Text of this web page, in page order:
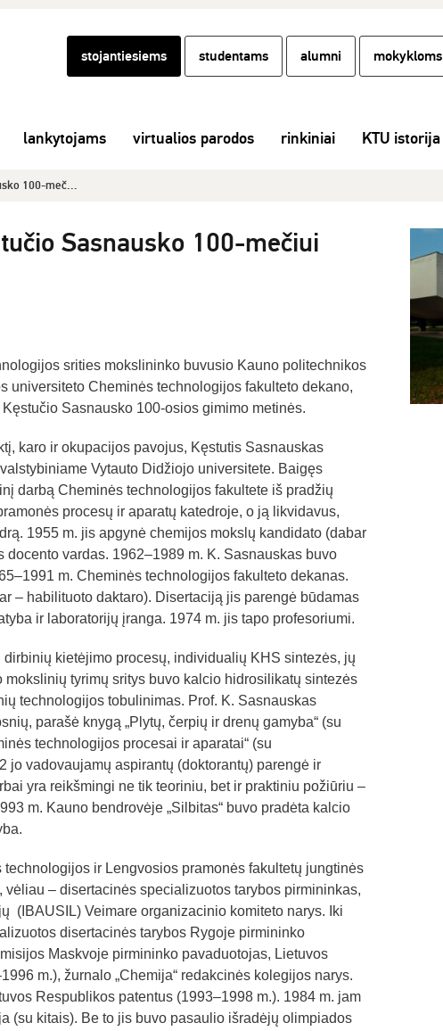
stojantiesiems studentams alumni mokykloms
lankytojams virtualios parodos rinkiniai KTU istorija
100-meč...
Sasnausko 100-mečiui
srities mokslininko buvusio Kauno politechnikos
universiteto Cheminės technologijos fakulteto dekano,
Sasnausko 100-osios gimimo metinės.
karo ir okupacijos pavojus, Kęstutis Sasnauskas
Vytauto Didžiojo universitete. Baigęs
darbą Cheminės technologijos fakultete iš pradžių
procesų ir aparatų katedroje, o ją likvidavus,
1955 m. jis apgynė chemijos mokslų kandidato (dabar
vardas. 1962–1989 m. K. Sasnauskas buvo
m. Cheminės technologijos fakulteto dekanas.
– habilituoto daktaro). Disertaciją jis parengė būdamas
ir laboratorijų įranga. 1974 m. jis tapo profesoriumi.
kietėjimo procesų, individualių KHS sintezės, jų
tyrimų sritys buvo kalcio hidrosilikatų sintezės
technologijos tobulinimas. Prof. K. Sasnauskas
parašė knygą „Plytų, čerpių ir drenų gamyba“ (su
technologijos procesai ir aparatai“ (su
jo vadovaujamų aspirantų (doktorantų) parengė ir
yra reikšmingi ne tik teoriniu, bet ir praktiniu požiūriu –
m. Kauno bendrovėje „Silbitas“ buvo pradėta kalcio
ir Lengvosios pramonės fakultetų jungtinės
– disertacinės specializuotos tarybos pirmininkas,
(IBAUSIL) Veimare organizacinio komiteto narys. Iki
disertacinės tarybos Rygoje pirmininko
Maskvoje pirmininko pavaduotojas, Lietuvos
m.), žurnalo „Chemija“ redakcinės kolegijos narys.
Respublikos patentus (1993–1998 m.). 1984 m. jam
(su kitais). Be to jis buvo pasaulio išradėjų olimpiados